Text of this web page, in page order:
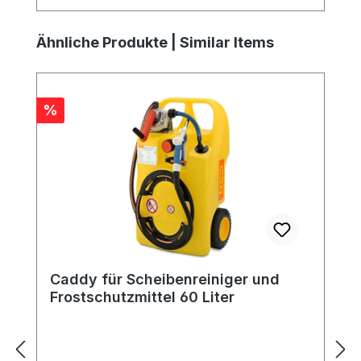
Geräten für professionelle Anwendungen.
Leistungsfähigkeit der Produkte und das
Produktgalerie überspringen
Ähnliche Produkte | Similar Items
Rabatt
%
Caddy für Scheibenreiniger und
Frostschutzmittel 60 Liter